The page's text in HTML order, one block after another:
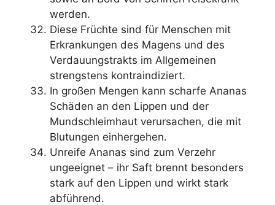
werden.
Diese Früchte sind für Menschen mit
Erkrankungen des Magens und des
Verdauungstrakts im Allgemeinen
strengstens kontraindiziert.
In großen Mengen kann scharfe Ananas
Schäden an den Lippen und der
Mundschleimhaut verursachen, die mit
Blutungen einhergehen.
Unreife Ananas sind zum Verzehr
ungeeignet – ihr Saft brennt besonders
stark auf den Lippen und wirkt stark
abführend.